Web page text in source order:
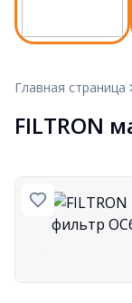
Главная страница
FILTRON